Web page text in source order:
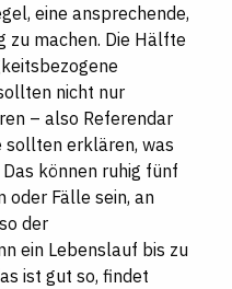
eine ansprechende,
machen. Die Hälfte
nicht nur
– also Referendar
sollten erklären, was
können ruhig fünf
oder Fälle sein, an
der
ein Lebenslauf bis zu
ist gut so, findet